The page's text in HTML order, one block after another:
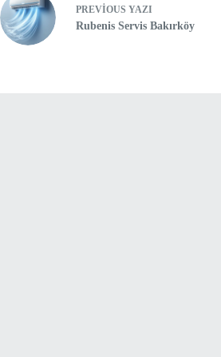
PREVIOUS YAZI
Rubenis Servis Bakırköy